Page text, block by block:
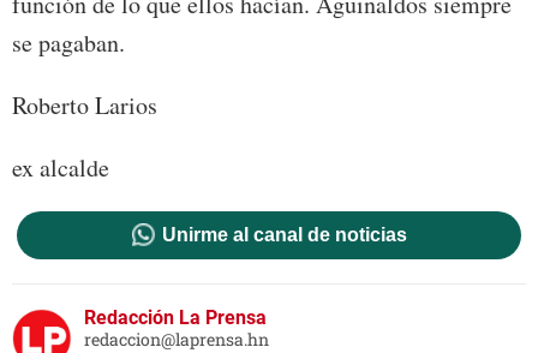
se pagaban.
Roberto Larios
ex alcalde
Unirme al canal de noticias
Redacción La Prensa
redaccion@laprensa.hn